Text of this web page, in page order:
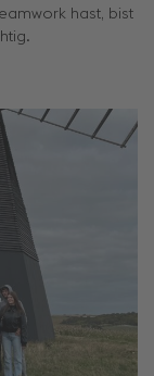
hast, bist